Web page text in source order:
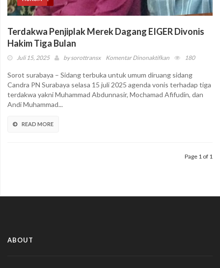
Terdakwa Penjiplak Merek Dagang EIGER Divonis
Hakim Tiga Bulan
Juli 15, 2025 bysorottransx Komentar Dinonaktifkanpada
Penjiplak
Merek
Dagang
180
Sorot surabaya – Sidang terbuka untuk umum diruang sidang
Candra PN Surabaya selasa 15 juli 2025 agenda vonis terhadap tiga
terdakwa yakni Muhammad Abdunnasir, Mochamad Afifudin, dan
Andi Muhammad...
READ MORE
Page 1 of 1
ABOUT